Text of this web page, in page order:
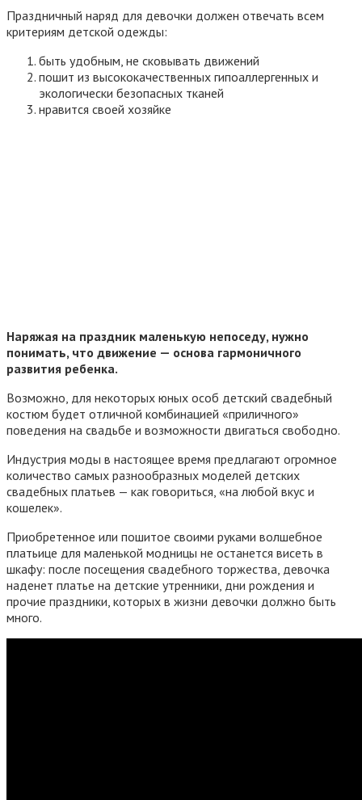
Праздничный наряд для девочки должен отвечать всем
критериям детской одежды:
быть удобным, не сковывать движений
пошит из высококачественных гипоаллергенных и
экологически безопасных тканей
нравится своей хозяйке
Наряжая на праздник маленькую непоседу, нужно
понимать, что движение — основа гармоничного
развития ребенка.
Возможно, для некоторых юных особ детский свадебный
костюм будет отличной комбинацией «приличного»
поведения на свадьбе и возможности двигаться свободно.
Индустрия моды в настоящее время предлагают огромное
количество самых разнообразных моделей детских
свадебных платьев — как говориться, «на любой вкус и
кошелек».
Приобретенное или пошитое своими руками волшебное
платьице для маленькой модницы не останется висеть в
шкафу: после посещения свадебного торжества, девочка
наденет платье на детские утренники, дни рождения и
прочие праздники, которых в жизни девочки должно быть
много.